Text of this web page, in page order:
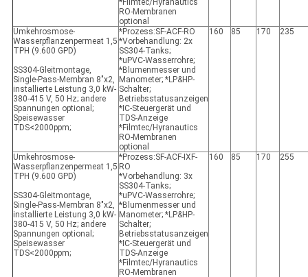
*Filmtec/Hyranautics
RO-Membranen
optional
Umkehrosmose-
Wasserpflanzenpermeat 1,5
TPH (9.600 GPD)
SS304-Gleitmontage,
Single-Pass-Membran 8"x2,
installierte Leistung 3,0 kW-
380-415 V, 50 Hz; andere
Spannungen optional;
Speisewasser
TDS<2000ppm;
*Prozess:SF-ACF-RO
*Vorbehandlung: 2x
SS304-Tanks;
*uPVC-Wasserrohre;
*Blumenmesser und
Manometer; *LP&HP-
Schalter;
Betriebsstatusanzeigen
*IC-Steuergerät und
TDS-Anzeige
*Filmtec/Hyranautics
RO-Membranen
optional
160 85 170 235
Umkehrosmose-
Wasserpflanzenpermeat 1,5
TPH (9.600 GPD)
SS304-Gleitmontage,
Single-Pass-Membran 8"x2,
installierte Leistung 3,0 kW-
380-415 V, 50 Hz; andere
Spannungen optional;
Speisewasser
TDS<2000ppm;
*Prozess:SF-ACF-IXF-
RO
*Vorbehandlung: 3x
SS304-Tanks;
*uPVC-Wasserrohre;
*Blumenmesser und
Manometer; *LP&HP-
Schalter;
Betriebsstatusanzeigen
*IC-Steuergerät und
TDS-Anzeige
*Filmtec/Hyranautics
RO-Membranen
160 85 170 255